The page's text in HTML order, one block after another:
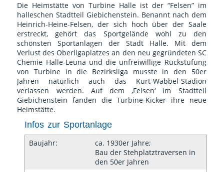
Die Heimstätte von Turbine Halle ist der “Felsen” im
halleschen Stadtteil Giebichenstein. Benannt nach dem
Heinrich-Heine-Felsen, der sich hoch über der Saale
erstreckt, gehört das Sportgelände wohl zu den
schönsten Sportanlagen der Stadt Halle. Mit dem
Verlust des Oberligaplatzes an den neu gegründeten SC
Chemie Halle-Leuna und die unfreiwillige Rückstufung
von Turbine in die Bezirksliga musste in den 50er
Jahren natürlich auch das Kurt-Wabbel-Stadion
verlassen werden. Auf dem ‚Felsen‘ im Stadtteil
Giebichenstein fanden die Turbine-Kicker ihre neue
Heimstätte.
Infos zur Sportanlage
Baujahr:
ca. 1930er Jahre;
Bau der Stehplatztraversen in
den 50er Jahren